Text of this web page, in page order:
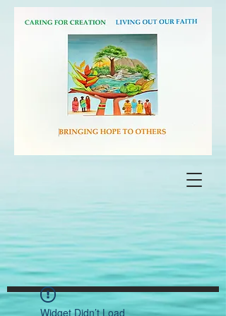
Widget Didn’t Load